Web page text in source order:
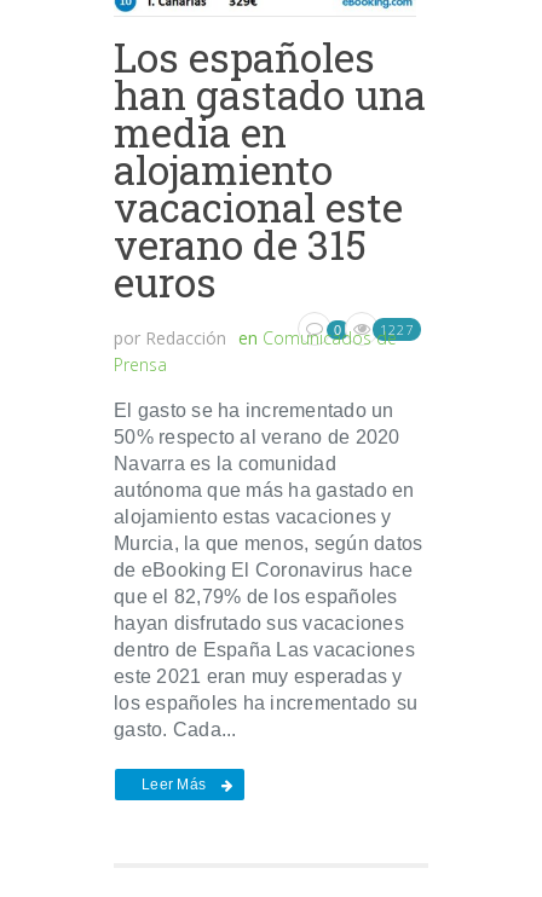
Los españoles
han gastado una
media en
alojamiento
vacacional este
verano de 315
euros
por Redacción en Comunicados de
Prensa
0 1227
El gasto se ha incrementado un
50% respecto al verano de 2020
Navarra es la comunidad
autónoma que más ha gastado en
alojamiento estas vacaciones y
Murcia, la que menos, según datos
de eBooking El Coronavirus hace
que el 82,79% de los españoles
hayan disfrutado sus vacaciones
dentro de España Las vacaciones
este 2021 eran muy esperadas y
los españoles ha incrementado su
gasto. Cada...
Leer Más